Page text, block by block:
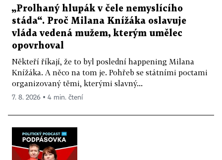
„Prolhaný hlupák v čele nemyslícího
stáda“. Proč Milana Knížáka oslavuje
vláda vedená mužem, kterým umělec
opovrhoval
Někteří říkají, že to byl poslední happening Milana
Knížáka. A něco na tom je. Pohřeb se státními poctami
organizovaný těmi, kterými slavný...
7. 8. 2026 ▪ 4 min. čtení